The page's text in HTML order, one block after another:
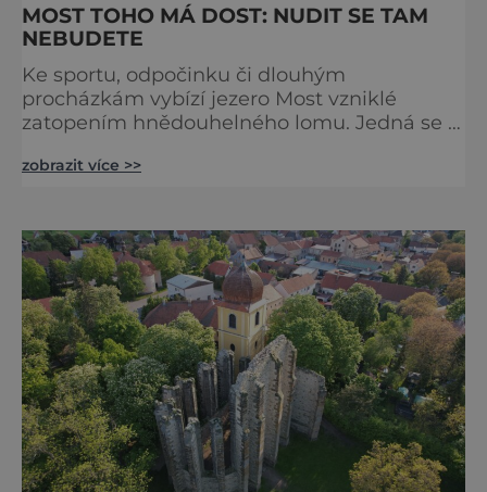
MOST TOHO MÁ DOST: NUDIT SE TAM
NEBUDETE
Ke sportu, odpočinku či dlouhým
procházkám vybízí jezero Most vzniklé
zatopením hnědouhelného lomu. Jedná se o
Česku. Na své si v jeho areálu přijdou
i běžci, cyklisti či vyznavači vodních sportů,
také milovníci přírody a dlouhých
nerušených procházek podél vody,
zobrazit více >>